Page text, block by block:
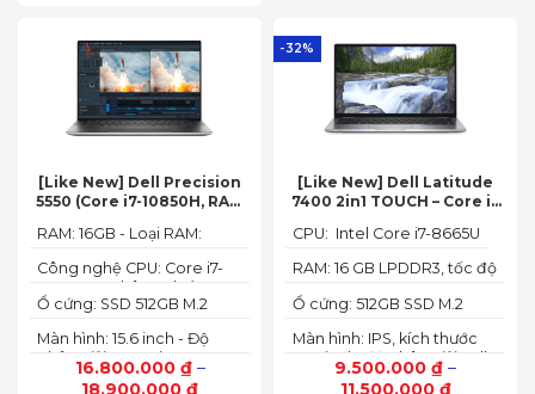
[Like New] Dell Precision
5550 (Core i7-10850H, RAM
Quadro T1000 4G, Màn
15.6” FHD+)
16.800.000 ₫–
18.900.000 ₫
Màn hình: 15.6 inch - Độ
phân giải: FHD+ (1920 x
1200 px)
Ổ cứng: SSD 512GB M.2
Công nghệ CPU: Core i7-
10750H, 6 nhân, 12 luồng
RAM: 16GB - Loại RAM:
-32%
[Like New] Dell Latitude
7400 2in1 TOUCH – Core i7
màn hình 14 inch FHD Cảm
9.500.000 ₫ –
11.500.000 ₫
Màn hình: IPS, kích thước
14.0 inch, độ phân giải Full
HD (1920 x 1080)
Ổ cứng: 512GB SSD M.2
RAM: 16 GB LPDDR3, tốc độ
CPU: Intel Core i7-8665U